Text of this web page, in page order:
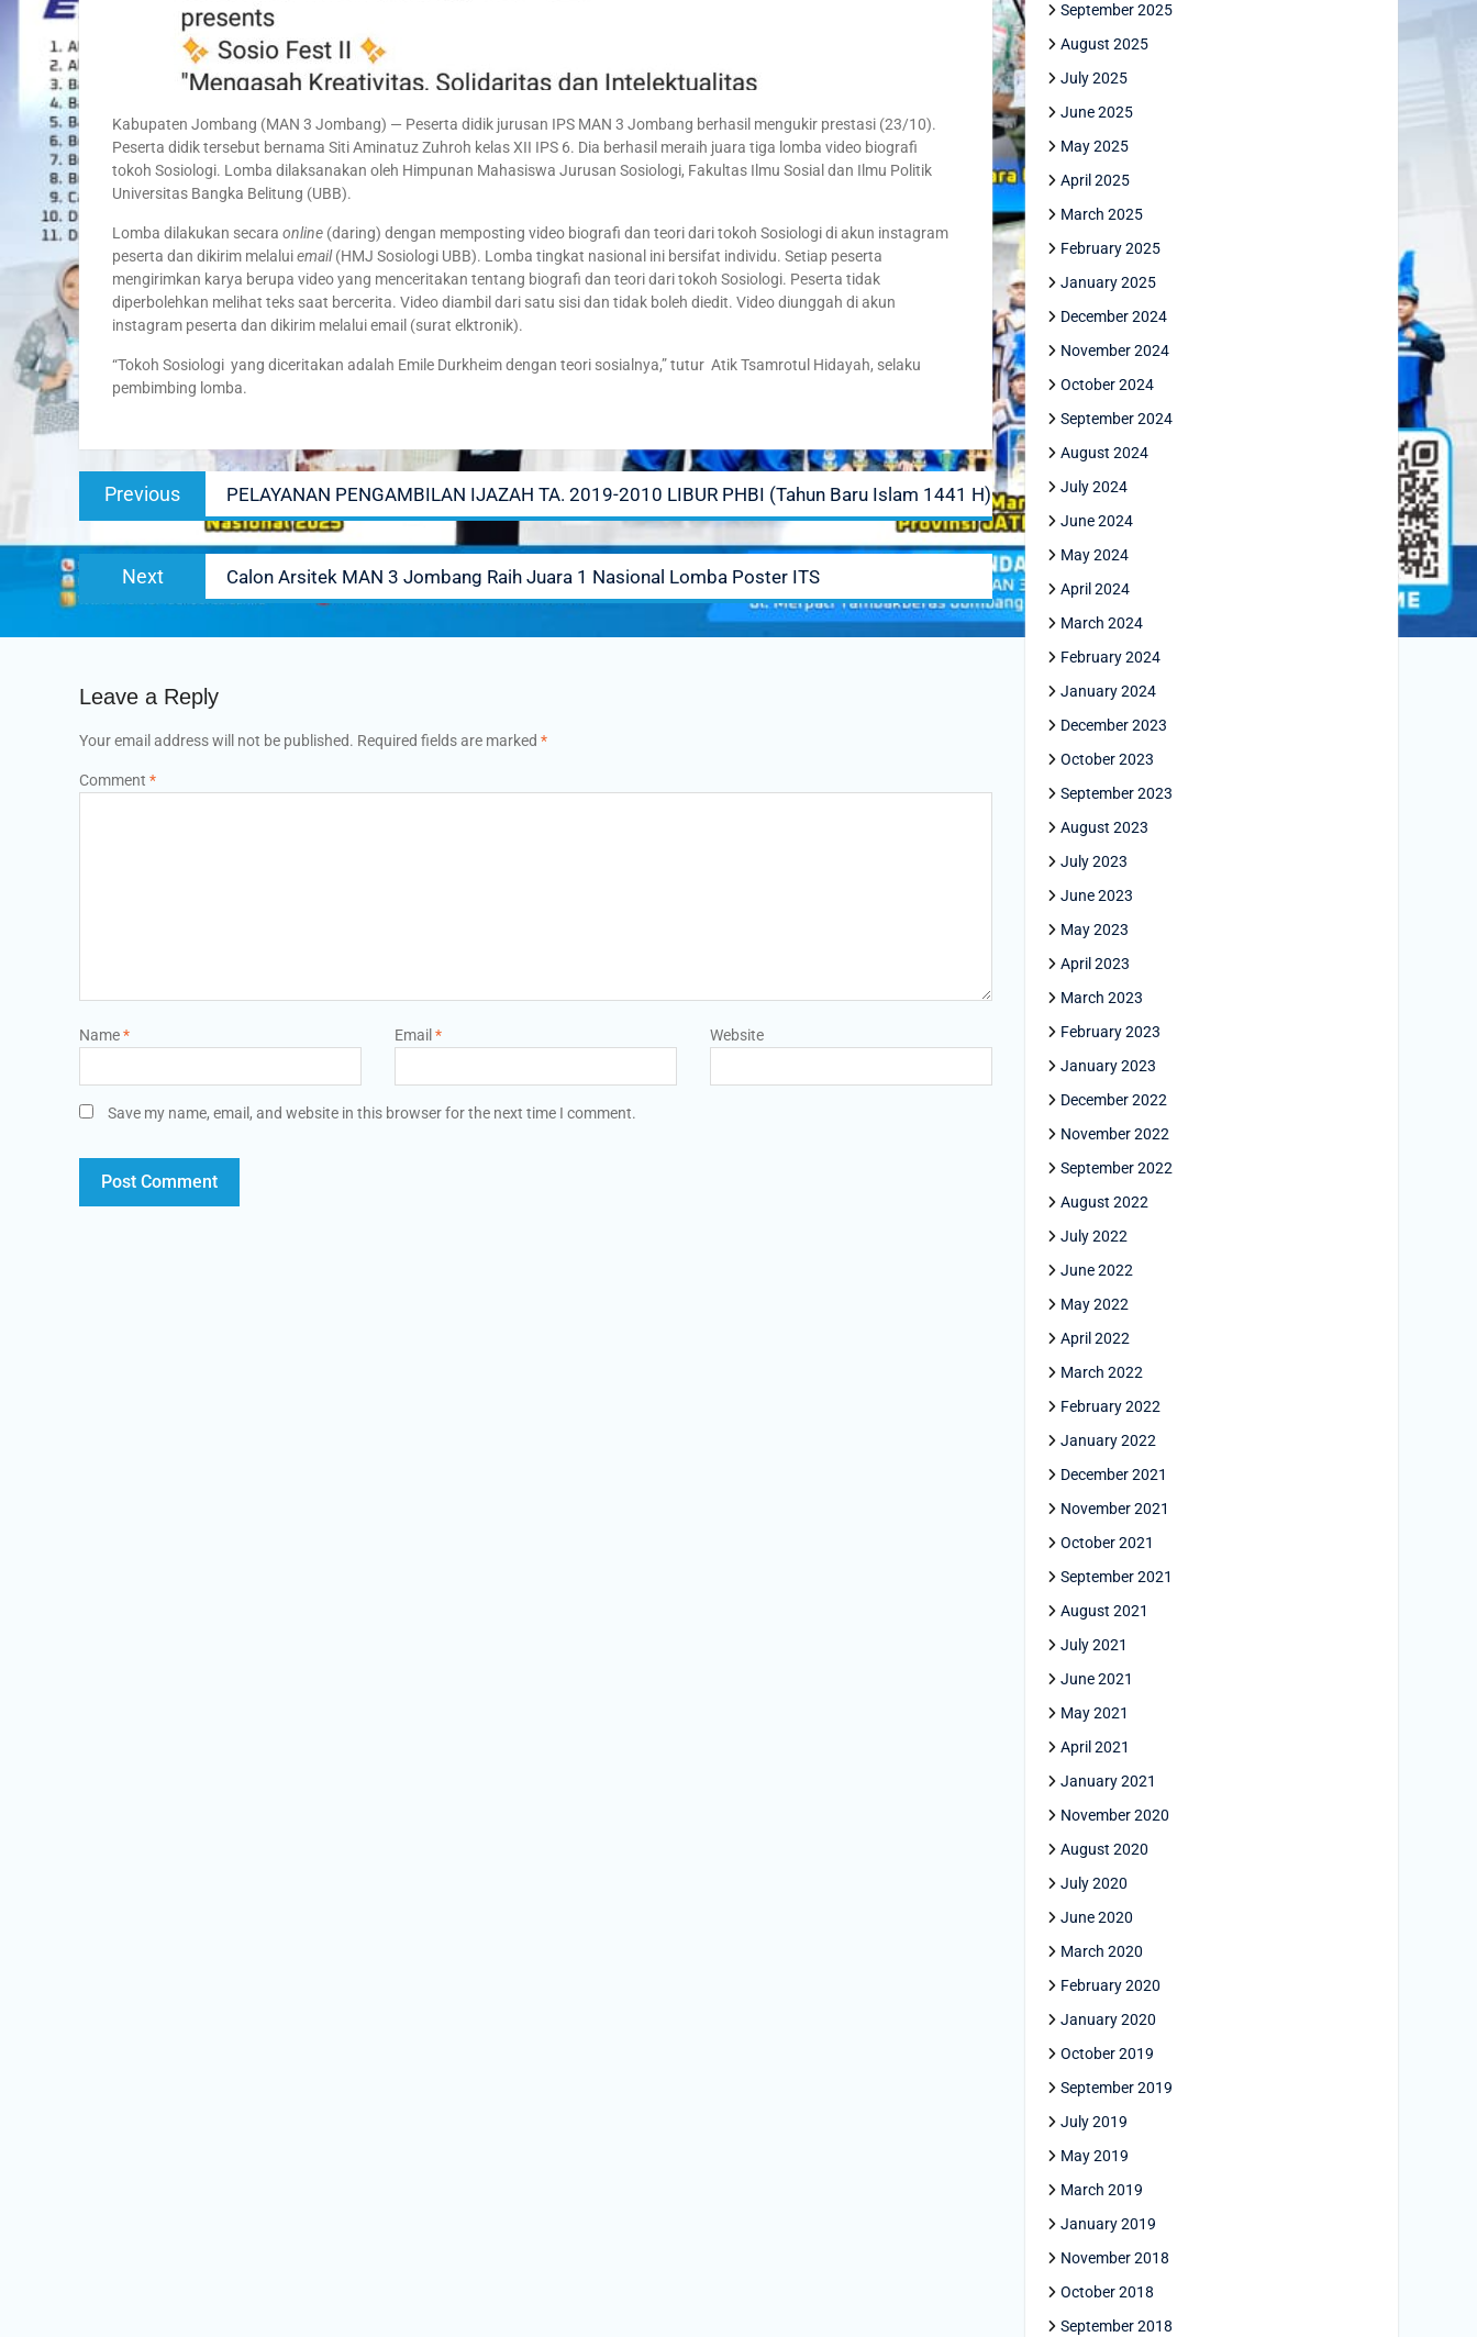
Kabupaten Jombang (MAN 3 Jombang) — Peserta didik jurusan IPS MAN 3 Jombang berhasil mengukir prestasi (23/10).
Peserta didik tersebut bernama Siti Aminatuz Zuhroh kelas XII IPS 6. Dia berhasil meraih juara tiga lomba video biografi
tokoh Sosiologi. Lomba dilaksanakan oleh Himpunan Mahasiswa Jurusan Sosiologi, Fakultas Ilmu Sosial dan Ilmu Politik
Universitas Bangka Belitung (UBB).
Lomba dilakukan secara online (daring) dengan memposting video biografi dan teori dari tokoh Sosiologi di akun instagram
peserta dan dikirim melaluiemail(HMJ Sosiologi UBB). Lomba tingkat nasional ini bersifat individu. Setiap peserta
mengirimkan karya berupa video yang menceritakan tentang biografi dan teori dari tokoh Sosiologi. Peserta tidak
diperbolehkan melihat teks saat bercerita. Video diambil dari satu sisi dan tidak boleh diedit. Video diunggah di akun
instagram peserta dan dikirim melalui email (surat elktronik).
“Tokoh Sosiologi yang diceritakan adalah Emile Durkheim dengan teori sosialnya,” tutur Atik Tsamrotul Hidayah, selaku
pembimbing lomba.
Post
navigation
Previous
post:
PELAYANAN PENGAMBILAN IJAZAH TA. 2019-2010 LIBUR PHBI (Tahun Baru Islam 1441 H)
Next
Next
post:
Calon Arsitek MAN 3 Jombang Raih Juara 1 Nasional Lomba Poster ITS
Leave a Reply
Your email address will not be published. Required fields are marked *
Comment *
Name* Email * Website
Save my name, email, and website in this browser for the next time I comment.
September 2025
August 2025
July 2025
June 2025
May 2025
April 2025
March 2025
February 2025
January 2025
December 2024
November 2024
October 2024
September 2024
August 2024
July 2024
June 2024
May 2024
April 2024
March 2024
February 2024
January 2024
December 2023
October 2023
September 2023
August 2023
July 2023
June 2023
May 2023
April 2023
March 2023
February 2023
January 2023
December 2022
November 2022
September 2022
August 2022
July 2022
June 2022
May 2022
April 2022
March 2022
February 2022
January 2022
December 2021
November 2021
October 2021
September 2021
August 2021
July 2021
June 2021
May 2021
April 2021
January 2021
November 2020
August 2020
July 2020
June 2020
March 2020
February 2020
January 2020
October 2019
September 2019
July 2019
May 2019
March 2019
January 2019
November 2018
October 2018
September 2018